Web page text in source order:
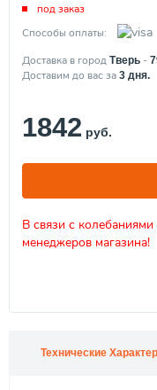
под заказ
Способы оплаты:
Доставка в город Тверь -
Доставим до вас за 3 дня.
1842 руб.
В связи с
менеджеров магазина!
Технические